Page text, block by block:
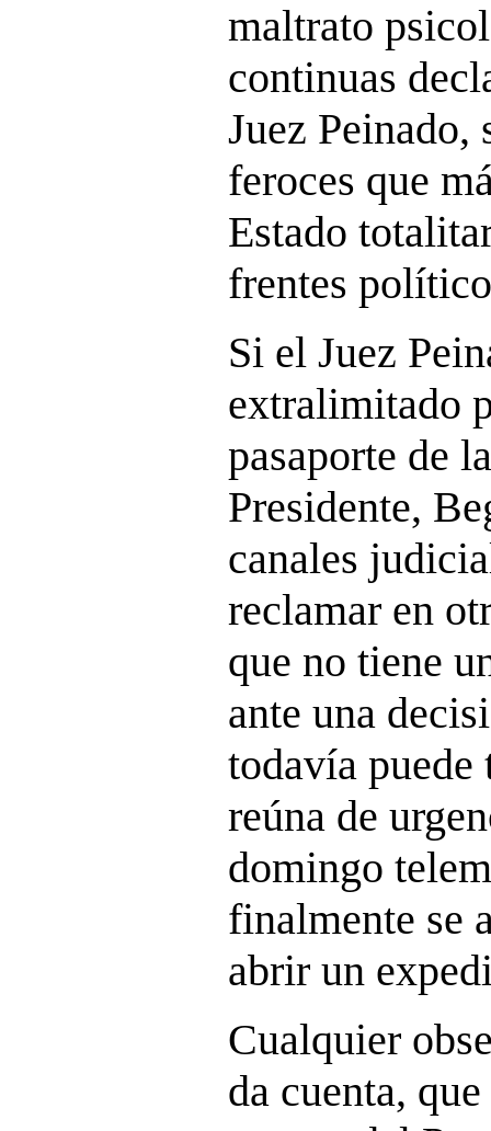
maltrato
continuas
Juez Peinado,
feroces que
Estado
frentes
Si el Juez
extralimitado
pasaporte de
Presidente,
canales
reclamar en
que no tiene
ante una
todavía puede
reúna de
domingo
finalmente se
abrir un
Cualquier
da cuenta,